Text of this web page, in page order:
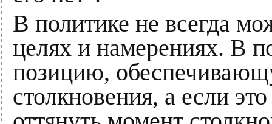
В политике не всегда
целях и намерениях. В
позицию,
столкновения, а если